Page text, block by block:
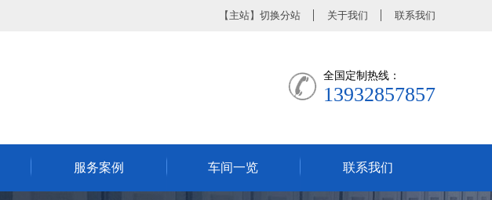
【 主站】 切换分站 关于我们 联系我们
全国定制热线：
13932857857
服务案例 车间一览 联系我们